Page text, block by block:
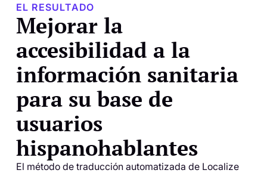
EL RESULTADO
Mejorar la
accesibilidad a la
información sanitaria
para su base de
usuarios
hispanohablantes
El método de traducción automatizada de Localize